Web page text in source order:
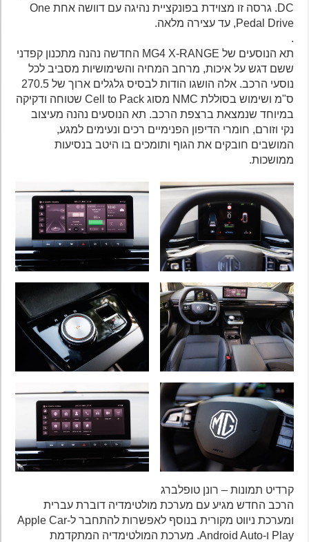
DC. גרסה זו מצוידת בפונקציית נהיגה עם דוושה אחת One
Pedal Drive, עד עצירה מלאה.
תא הנוסעים של MG4 X-RANGE החדשה נהנה מתכנון קפדני
ששם דגש על איכות, מרחב המחיה והשימושיות מסביב לכל
נוסעי הרכב. אלה הושגו הודות לבסיס גלגלים ארוך של 270.5
ס"מ ושימוש בסוללת NMC מסוג Cell to Pack שטוחה ודקיקה
במיוחד שנמצאת ברצפת הרכב. תא הנוסעים נהנה מעיצוב
נקי וזורם, חומרי הדיפון הפנימיים רכים ונעימים למגע,
המושבים חובקים את הגוף ותומכים בו היטב בנסיעות
ממושכות.
קרדיט תמונות – רונן טופלברג
הרכב החדש מגיע עם מערכת מולטימדיה דוברת עברית
ומערכת ניווט מקורית בנוסף לאפשרות להתחבר ל-Apple Car
Play ו-Android Auto. מערכת המולטימדיה המתקדמת